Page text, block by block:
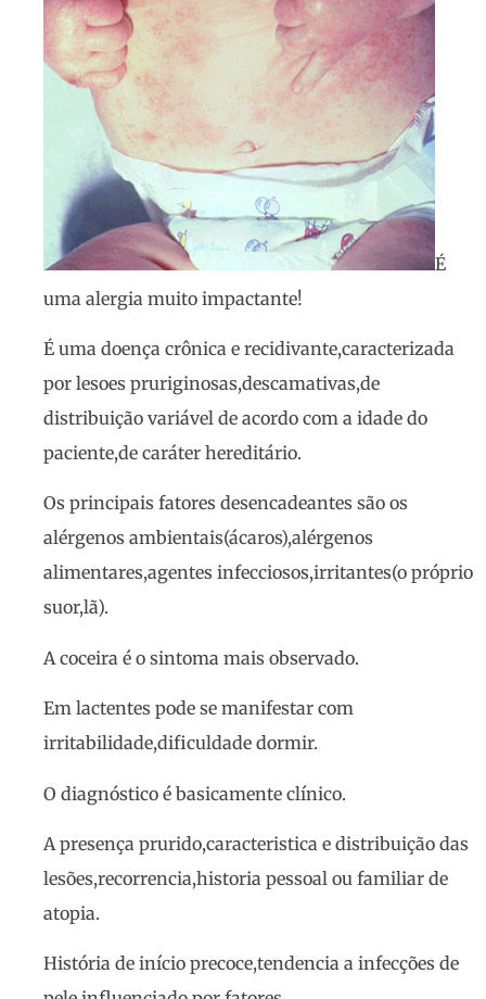
É
uma alergia muito impactante!
É uma doença crônica e recidivante,caracterizada
por lesoes pruriginosas,descamativas,de
distribuição variável de acordo com a idade do
paciente,de caráter hereditário.
Os principais fatores desencadeantes são os
alérgenos ambientais(ácaros),alérgenos
alimentares,agentes infecciosos,irritantes(o próprio
suor,lã).
A coceira é o sintoma mais observado.
Em lactentes pode se manifestar com
irritabilidade,dificuldade dormir.
O diagnóstico é basicamente clínico.
A presença prurido,caracteristica e distribuição das
lesões,recorrencia,historia pessoal ou familiar de
atopia.
História de início precoce,tendencia a infecções de